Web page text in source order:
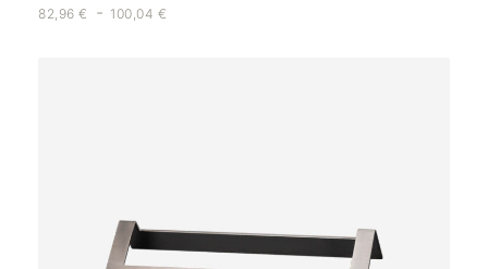
82,96 € - 100,04 €